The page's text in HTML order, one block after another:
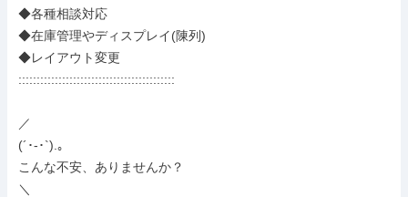
◆各種相談対応
◆在庫管理やディスプレイ(陳列)
◆レイアウト変更
:::::::::::::::::::::::::::::::::::::::::::
／
(´･-･`).｡
こんな不安、ありませんか？
＼